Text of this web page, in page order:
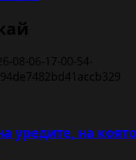
уредите, на